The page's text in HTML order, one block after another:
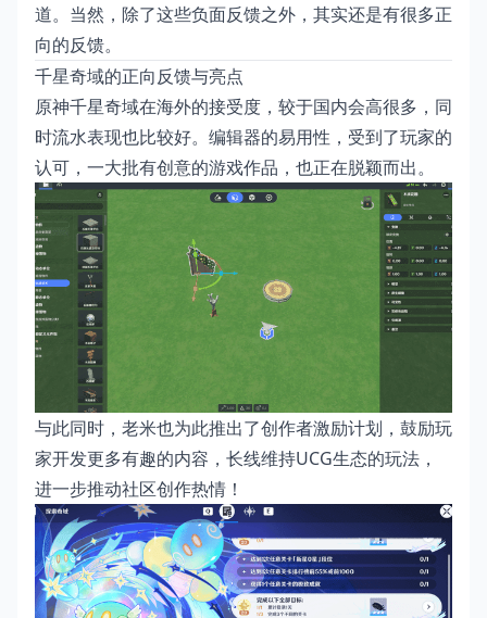
道。当然，除了这些负面反馈之外，其实还是有很多正
向的反馈。
千星奇域的正向反馈与亮点
原神千星奇域在海外的接受度，较于国内会高很多，同
时流水表现也比较好。编辑器的易用性，受到了玩家的
认可，一大批有创意的游戏作品，也正在脱颖而出。
与此同时，老米也为此推出了创作者激励计划，鼓励玩
家开发更多有趣的内容，长线维持UCG生态的玩法，
进一步推动社区创作热情！